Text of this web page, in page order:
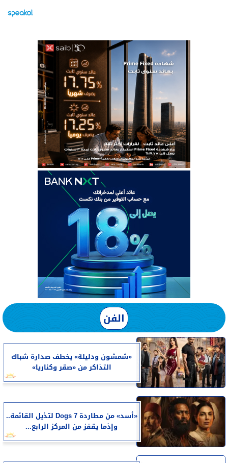
الفن
«شمشون ودليلة» يخطف صدارة شباك
التذاكر من «صقر وكناريا»
«أسد» من مطاردة 7 Dogs لتذيل القائمة..
وإذما يقفز من المركز الرابع...